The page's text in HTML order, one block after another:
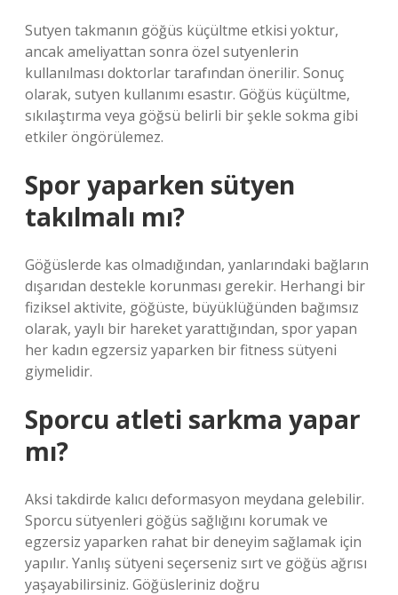
Sutyen takmanın göğüs küçültme etkisi yoktur,
ancak ameliyattan sonra özel sutyenlerin
kullanılması doktorlar tarafından önerilir. Sonuç
olarak, sutyen kullanımı esastır. Göğüs küçültme,
sıkılaştırma veya göğsü belirli bir şekle sokma gibi
etkiler öngörülemez.
Spor yaparken sütyen
takılmalı mı?
Göğüslerde kas olmadığından, yanlarındaki bağların
dışarıdan destekle korunması gerekir. Herhangi bir
fiziksel aktivite, göğüste, büyüklüğünden bağımsız
olarak, yaylı bir hareket yarattığından, spor yapan
her kadın egzersiz yaparken bir fitness sütyeni
giymelidir.
Sporcu atleti sarkma yapar
mı?
Aksi takdirde kalıcı deformasyon meydana gelebilir.
Sporcu sütyenleri göğüs sağlığını korumak ve
egzersiz yaparken rahat bir deneyim sağlamak için
yapılır. Yanlış sütyeni seçerseniz sırt ve göğüs ağrısı
yaşayabilirsiniz. Göğüsleriniz doğru